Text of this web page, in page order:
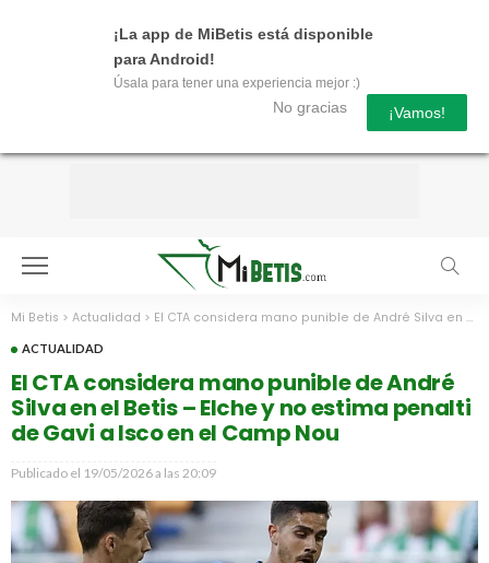
¡La app de MiBetis está disponible
para Android!
Úsala para tener una experiencia mejor :)
No gracias ¡Vamos!
Mi Betis > Actualidad > El CTA considera mano punible de André Silva en el Betis – Elche y no estima penalti de Gavi a Isco en el Camp Nou
ACTUALIDAD
El CTA considera mano punible de André
Silva en el Betis – Elche y no estima penalti
de Gavi a Isco en el Camp Nou
Publicado el 19/05/2026 a las 20:09